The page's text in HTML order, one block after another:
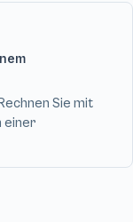
Sie mit
einer